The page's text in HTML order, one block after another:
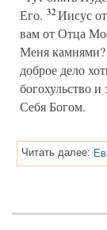
Его. 32Иисус
вам от Отца
Меня камнями?
доброе дело
богохульство
Себя Богом.
Читать далее: